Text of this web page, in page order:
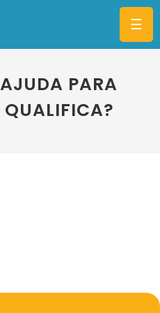
☰
PARA
QUALIFICA?